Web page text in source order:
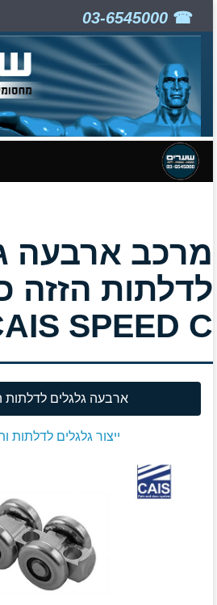
מרכב ארבעה
לדלתות הזזה
SPEED C
ארבעה גלגלים לדלתות
ייצור גלגלים לדלתות